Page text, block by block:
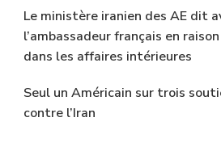
Le ministère iranien des AE dit
l’ambassadeur français en
dans les affaires intérieures
Seul un Américain sur trois
contre l’Iran